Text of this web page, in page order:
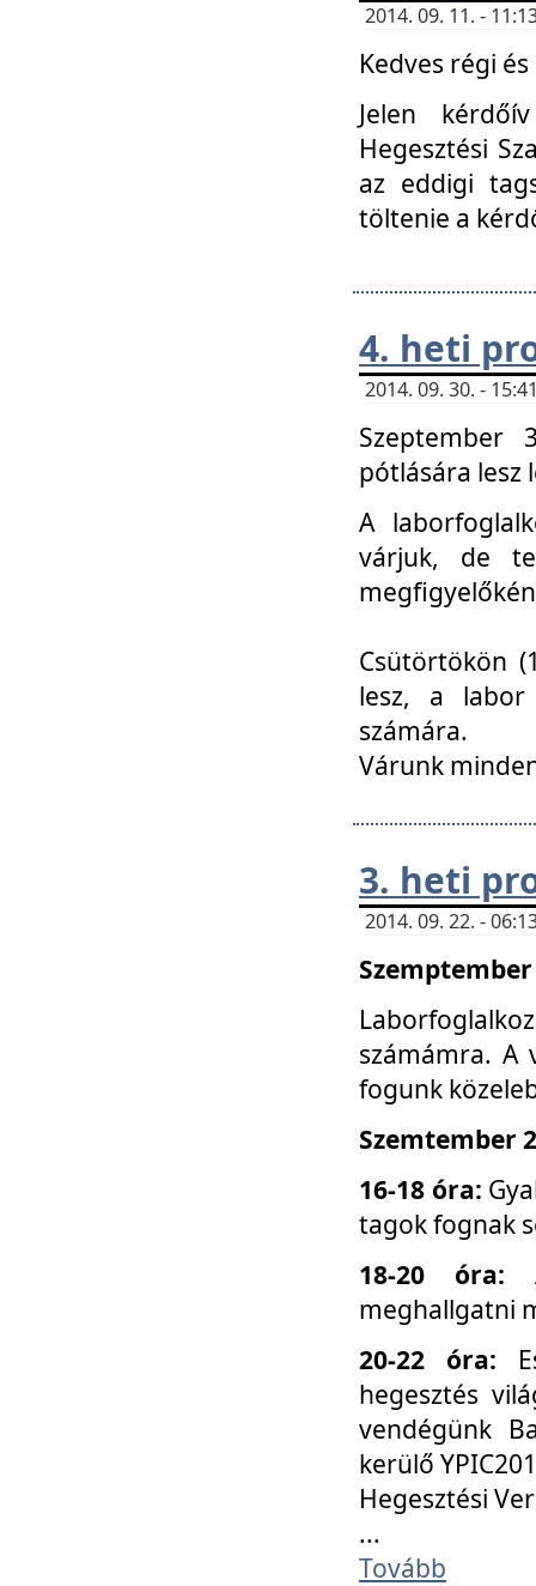
2014. 09. 11. -
Kedves régi
Jelen
Hegesztési
az eddigi
töltenie a
4. heti
2014. 09. 30. -
Szeptember
pótlására lesz
A
várjuk, de
Csütörtökön
lesz, a labor
számára.
Várunk
3. heti
2014. 09. 22. -
számámra. A
fogunk
Szemtember
16-18 óra:
tagok fognak
18-20 óra:
meghallgatni
20-22 óra:
hegesztés
vendégünk
kerülő
Hegesztési
...
Tovább